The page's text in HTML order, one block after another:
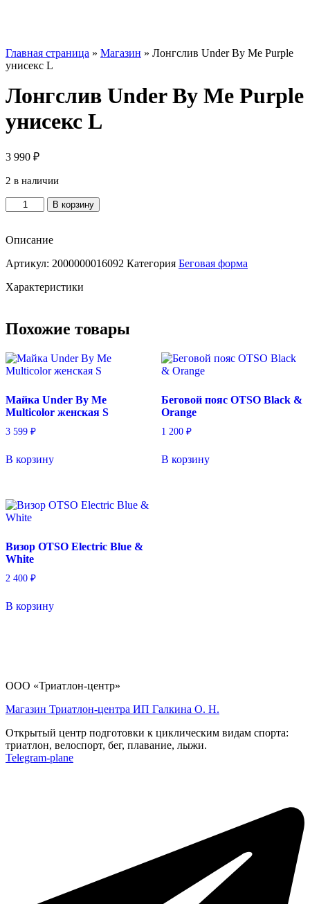
Главная страница » Магазин » Лонгслив Under By Me Purple
унисекс L
Лонгслив Under By Me Purple
унисекс L
3 990 ₽
2 в наличии
Количество
товара
Under
Me
унисекс
В корзину
Описание
Артикул: 2000000016092 Категория Беговая форма
Характеристики
Похожие товары
Майка Under By Me
Multicolor женская S
3 599 ₽
В корзину
Беговой пояс OTSO Black &
Orange
1 200 ₽
В корзину
Визор OTSO Electric Blue &
White
2 400 ₽
В корзину
ООО «Триатлон-центр»
Магазин Триатлон-центра ИП Галкина О. Н.
Открытый центр подготовки к циклическим видам спорта:
триатлон, велоспорт, бег, плавание, лыжи.
Telegram-plane